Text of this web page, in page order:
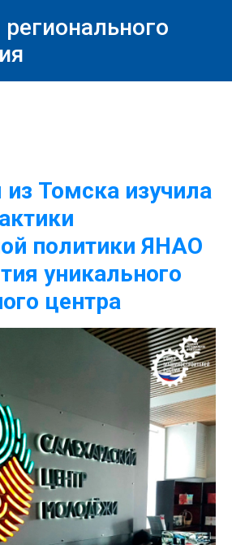
Томска изучила
политики ЯНАО
уникального
центра